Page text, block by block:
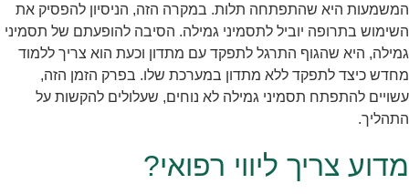
המשמעות היא שהתפתחה תלות. במקרה הזה, הניסיון להפסיק את
השימוש בתרופה יוביל לתסמיני גמילה. הסיבה להופעתם של תסמיני
גמילה, היא שהגוף התרגל לתפקד עם מתדון וכעת הוא צריך ללמוד
מחדש כיצד לתפקד ללא מתדון במערכת שלו. בפרק הזמן הזה,
עשויים להתפתח תסמיני גמילה לא נוחים, שעלולים להקשות על
התהליך.
מדוע צריך ליווי רפואי?